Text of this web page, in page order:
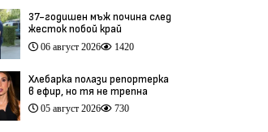
37-годишен мъж почина след
жесток побой край
Младежкия хълм в Пловдив
(видео)
06 август 2026 1420
Хлебарка полази репортерка
в ефир, но тя не трепна
(видео)05 август 2026 730